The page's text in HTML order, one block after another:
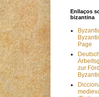
Enllaços
bizantina
Page
zur